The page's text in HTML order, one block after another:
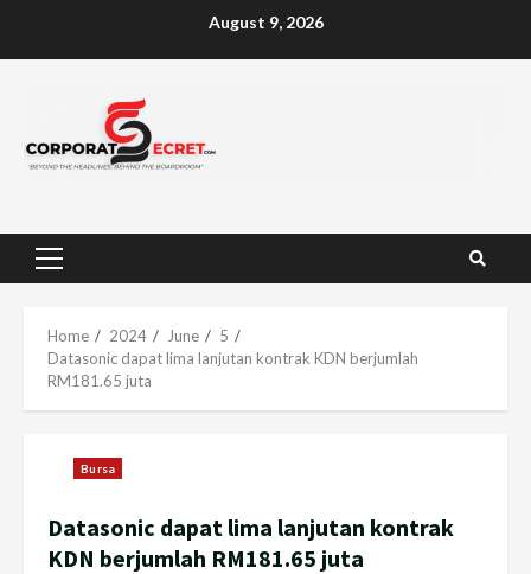
August 9, 2026
Primary
Home 2024 June
5
Datasonic dapat lima lanjutan kontrak KDN berjumlah
RM181.65 juta
Bursa
Datasonic dapat lima lanjutan kontrak
KDN berjumlah RM181.65 juta